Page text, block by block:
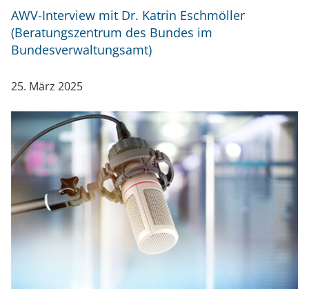
AWV-Interview mit Dr. Katrin Eschmöller
(Beratungszentrum des Bundes im
Bundesverwaltungsamt)
25. März 2025